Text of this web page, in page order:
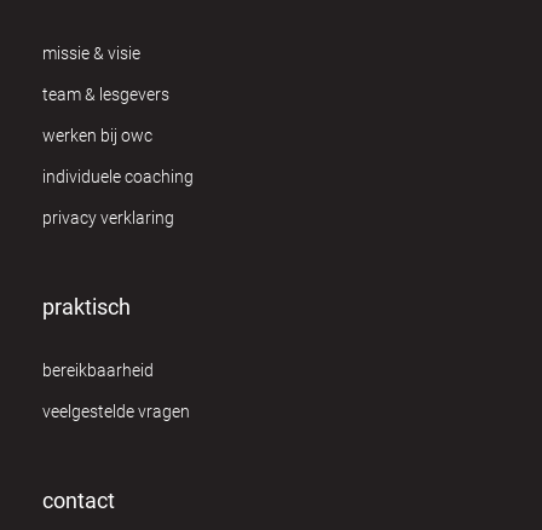
missie & visie
team & lesgevers
werken bij owc
individuele coaching
privacy verklaring
praktisch
bereikbaarheid
veelgestelde vragen
contact